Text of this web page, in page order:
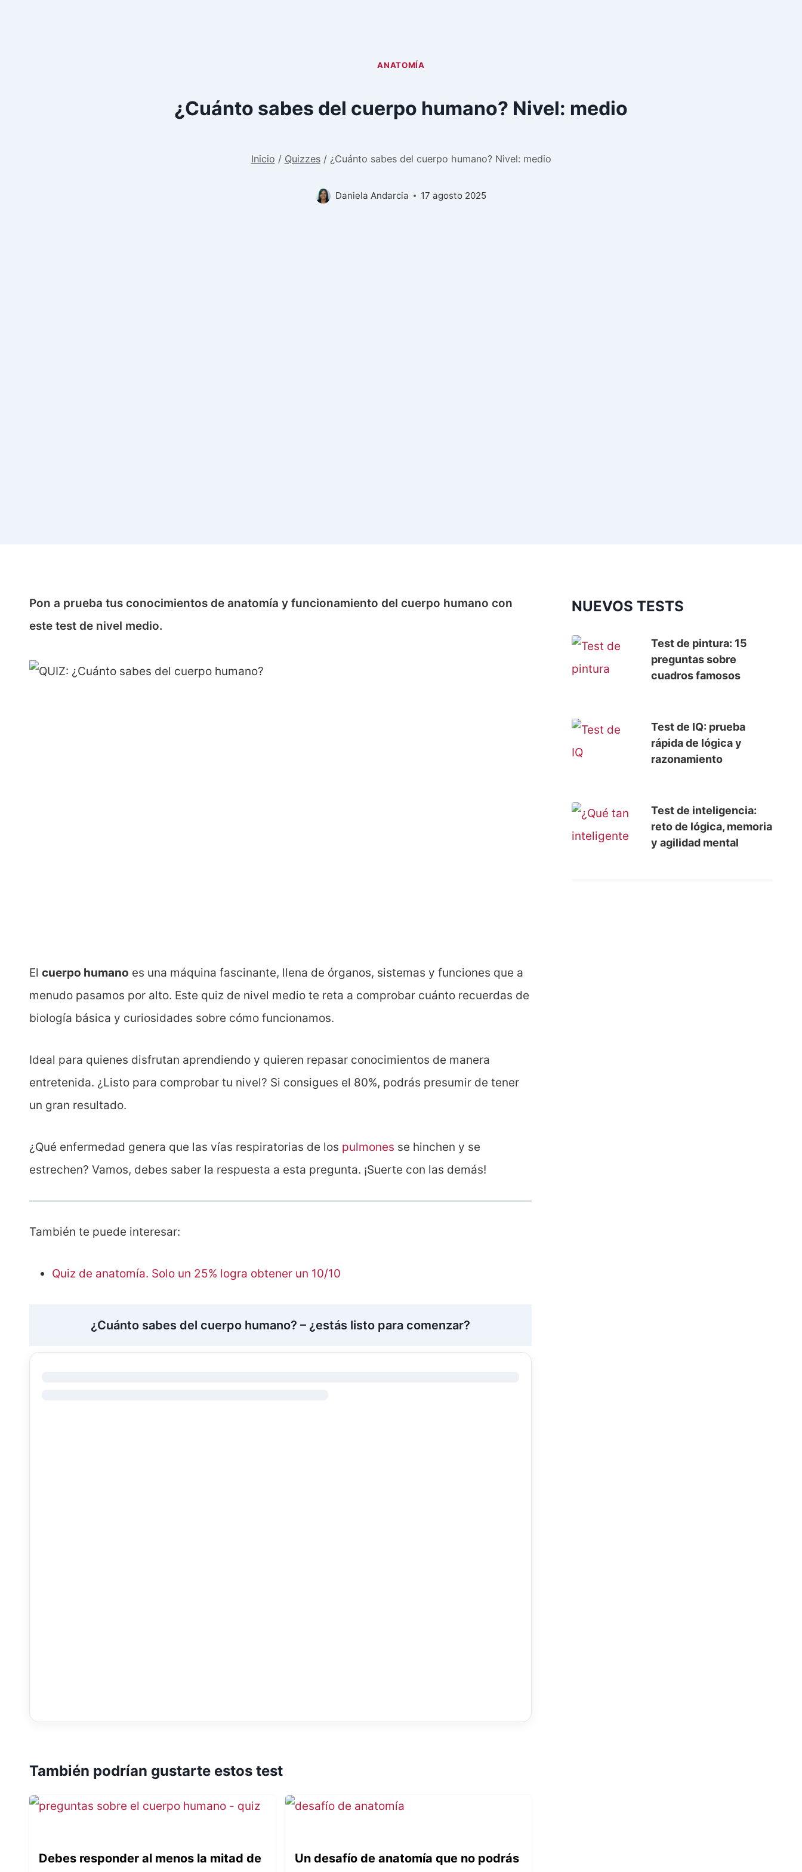
ANATOMÍA
¿Cuánto sabes del cuerpo humano? Nivel: medio
Inicio / Quizzes / ¿Cuánto sabes del cuerpo humano? Nivel: medio
Daniela Andarcia 17 agosto 2025
Pon a prueba tus conocimientos de anatomía y funcionamiento del cuerpo humano con
este test de nivel medio.
Elcuerpo humano es una máquina fascinante, llena de órganos, sistemas y funciones que a
menudo pasamos por alto. Este quiz de nivel medio te reta a comprobar cuánto recuerdas de
biología básica y curiosidades sobre cómo funcionamos.
Ideal para quienes disfrutan aprendiendo y quieren repasar conocimientos de manera
entretenida. ¿Listo para comprobar tu nivel? Si consigues el 80%, podrás presumir de tener
un gran resultado.
¿Qué enfermedad genera que las vías respiratorias de los pulmones se hinchen y se
estrechen? Vamos, debes saber la respuesta a esta pregunta. ¡Suerte con las demás!
También te puede interesar:
Quiz de anatomía. Solo un 25% logra obtener un 10/10
¿Cuánto sabes del cuerpo humano? – ¿estás listo para comenzar?
También podrían gustarte estos test
Debes responder al menos la mitad de Un desafío de anatomía que no podrás
NUEVOS TESTS
Test de pintura: 15
preguntas sobre
cuadros famosos
Test de IQ: prueba
rápida de lógica y
razonamiento
Test de inteligencia:
reto de lógica, memoria
y agilidad mental